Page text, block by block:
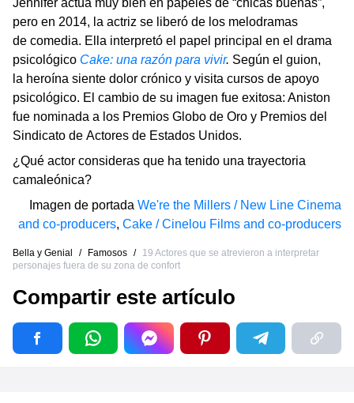
Jennifer actúa muy bien en papeles de “chicas buenas”,
pero en 2014, la actriz se liberó de los melodramas
de comedia. Ella interpretó el papel principal en el drama
psicológico Cake: una razón para vivir. Según el guion,
la heroína siente dolor crónico y visita cursos de apoyo
psicológico. El cambio de su imagen fue exitosa: Aniston
fue nominada a los Premios Globo de Oro y Premios del
Sindicato de Actores de Estados Unidos.
¿Qué actor consideras que ha tenido una trayectoria
camaleónica?
Imagen de portada We're the Millers / New Line Cinema
and co-producers, Cake / Cinelou Films and co-producers
Bella y Genial / Famosos /
19 Actores que se atrevieron a interpretar
personajes fuera de su zona de confort
Compartir este artículo